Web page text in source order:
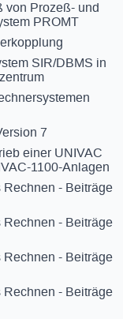
von Prozeß- und
PROMT
SIR/DBMS in
7
einer UNIVAC
1100-Anlagen
- Beiträge
- Beiträge
- Beiträge
- Beiträge